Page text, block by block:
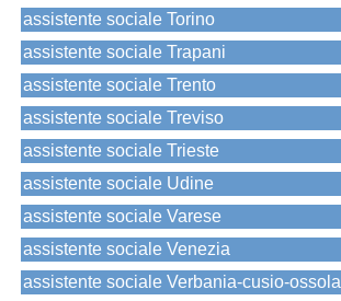
assistente sociale Torino
assistente sociale Trapani
assistente sociale Trento
assistente sociale Treviso
assistente sociale Trieste
assistente sociale Udine
assistente sociale Varese
assistente sociale Venezia
assistente sociale Verbania-cusio-ossola